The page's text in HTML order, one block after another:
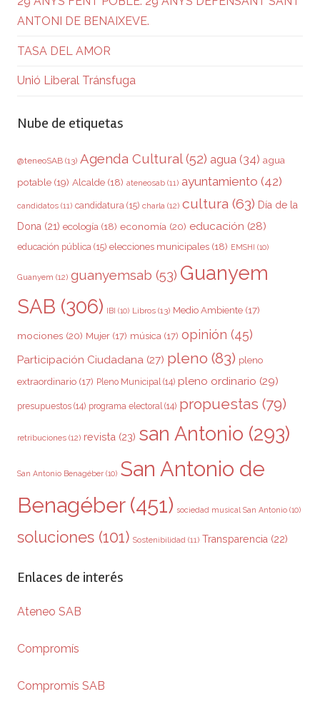
ANTONI DE BENAIXEVE.
TASA DEL AMOR
Unió Liberal Tránsfuga
Nube de etiquetas
@teneoSAB (13) Agenda Cultural(52) agua (34) agua
potable (19) Alcalde (18) ateneosab (11) ayuntamiento (42)
candidatos (11) candidatura (15) charla (12) cultura (63) Día de la
Dona (21) ecología (18) economía (20) educación (28)
educación pública (15) elecciones municipales (18) EMSHI (10)
Guanyem (12) guanyemsab (53) Guanyem
SAB (306) IBI (10) Libros (13) Medio Ambiente (17)
mociones (20) Mujer (17) música (17) opinión (45)
Participación Ciudadana (27) pleno (83) pleno
extraordinario (17) Pleno Municipal (14) pleno ordinario (29)
presupuestos (14) programa electoral (14) propuestas (79)
retribuciones (12) revista (23) san Antonio (293)
San Antonio Benagéber (10) San Antonio de
Benagéber(451) sociedad musical San Antonio (10)
soluciones (101) Sostenibilidad (11) Transparencia (22)
Enlaces de interés
Ateneo SAB
Compromís
Compromís SAB